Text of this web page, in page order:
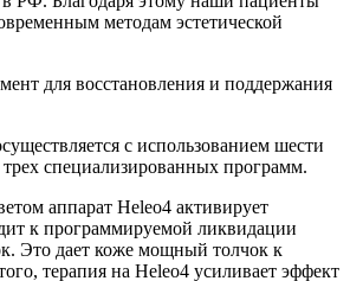
методам эстетической
для восстановления и поддержания
с использованием шести
специализированных программ.
аппарат Heleo4 активирует
к программируемой ликвидации
Это дает коже мощный толчок к
терапия на Heleo4 усиливает эффект